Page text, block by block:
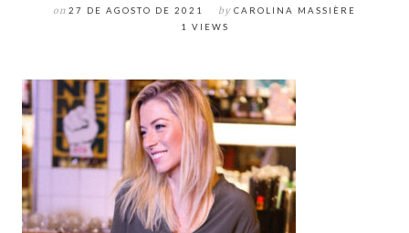
on 27 DE AGOSTO DE 2021 by CAROLINA MASSIÈRE
1 VIEWS